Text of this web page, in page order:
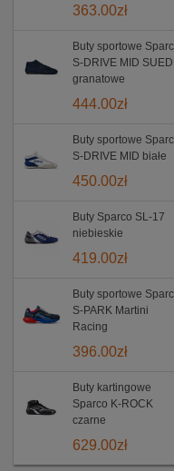
363.00zł
Buty sportowe
S-DRIVE MID
granatowe
444.00zł
Buty sportowe
S-DRIVE MID białe
450.00zł
Buty Sparco SL-17
niebieskie
419.00zł
Buty sportowe
S-PARK Martini
Racing
396.00zł
Buty kartingowe
Sparco K-ROCK
czarne
629.00zł